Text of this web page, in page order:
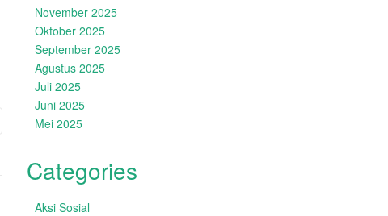
November 2025
Oktober 2025
September 2025
Agustus 2025
Juli 2025
Juni 2025
Mei 2025
Categories
Aksi Sosial